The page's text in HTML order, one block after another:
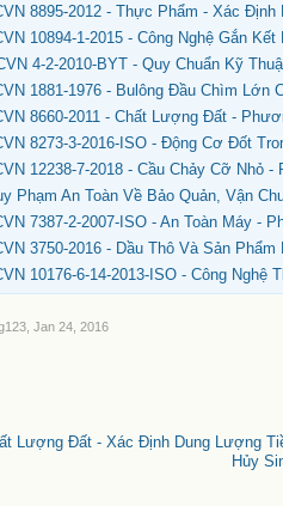
8895-2012 - Thực Phẩm - Xác
10894-1-2015 - Công Nghệ Gắn
4-2-2010-BYT - Quy Chuẩn Kỹ
1881-1976 - Bulông Đầu Chìm Lớn
8660-2011 - Chất Lượng Đất -
8273-3-2016-ISO - Động Cơ Đốt
12238-7-2018 - Cầu Chảy Cỡ Nhỏ
Phạm An Toàn Về Bảo Quản, Vận
7387-2-2007-ISO - An Toàn Máy -
3750-2016 - Dầu Thô Và Sản
10176-6-14-2013-ISO - Công Nghệ
Jan 24, 2016
Lượng Đất - Xác Định Dung Lượng
Hủy